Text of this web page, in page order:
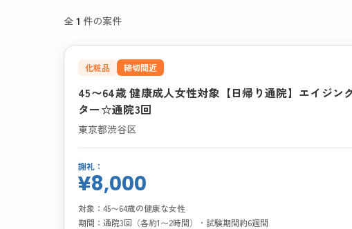
全 1 件の案件
化粧品 締切間近
45〜64歳 健康成人女性対象【日帰り通院】エイジン
ター☆通院3回
東京都渋谷区
謝礼：
¥8,000
対象： 45〜64歳の健康な女性
期間： 通院3回（各約1〜2時間）・試験期間約6週間